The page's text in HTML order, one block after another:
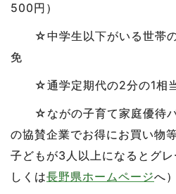
500円）
☆中学生以下がいる世帯の
免
☆通学定期代の2分の1相
☆ながの子育て家庭優待パ
の協賛企業でお得にお買い物
子どもが3人以上になるとグ
しくは長野県ホームページへ）